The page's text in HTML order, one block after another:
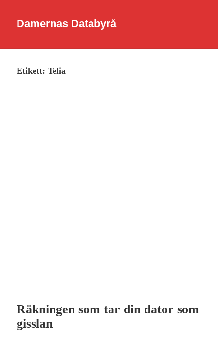
Damernas Databyrå
Etikett:Telia
Räkningen som tar din dator som
gisslan